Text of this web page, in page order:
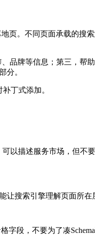
页。不同页面承载的搜
品牌等信息；第三，帮
分。
丁式添加。
以描述服务市场，但不
让搜索引擎理解页面所在
字段，不要为了凑